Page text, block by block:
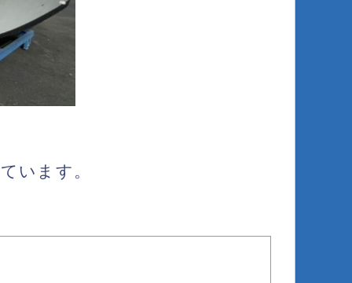
います。